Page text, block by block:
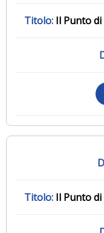
Il Punto
Il Punto